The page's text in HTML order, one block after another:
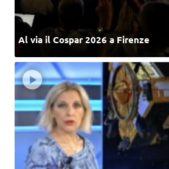
Al via il Cospar 2026 a Firenze